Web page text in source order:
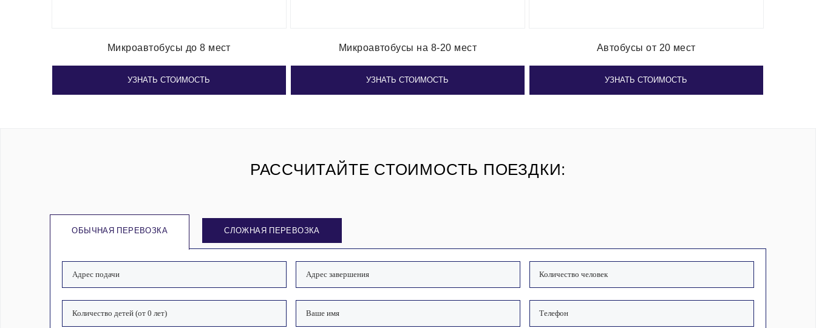
Микроавтобусы до 8 мест
УЗНАТЬ СТОИМОСТЬ
Микроавтобусы на 8-20 мест
УЗНАТЬ СТОИМОСТЬ
Автобусы от 20 мест
УЗНАТЬ СТОИМОСТЬ
РАССЧИТАЙТЕ СТОИМОСТЬ ПОЕЗДКИ:
ОБЫЧНАЯ ПЕРЕВОЗКА СЛОЖНАЯ ПЕРЕВОЗКА